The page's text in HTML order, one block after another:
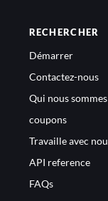
RECHERCHER
Démarrer
Contactez-nous
Qui nous sommes
coupons
Travaille avec
API reference
FAQs